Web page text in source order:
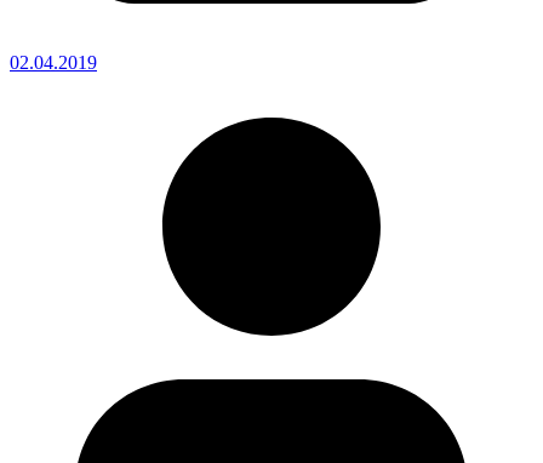
02.04.2019